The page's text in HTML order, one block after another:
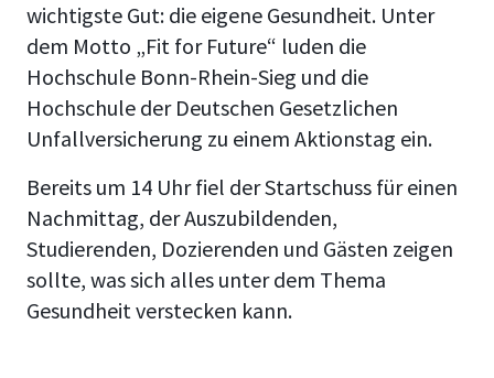
wichtigste Gut: die eigene Gesundheit. Unter
dem Motto „Fit for Future“ luden die
Hochschule Bonn-Rhein-Sieg und die
Hochschule der Deutschen Gesetzlichen
Unfallversicherung zu einem Aktionstag ein.
Bereits um 14 Uhr fiel der Startschuss für einen
Nachmittag, der Auszubildenden,
Studierenden, Dozierenden und Gästen zeigen
sollte, was sich alles unter dem Thema
Gesundheit verstecken kann.